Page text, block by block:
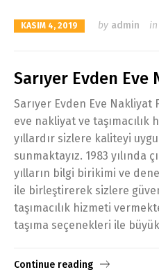
KASIM 4, 2019 by admin in
Sarıyer Evden Eve
Sarıyer Evden Eve Nakliyat
eve nakliyat ve
yıllardır sizlere kaliteyi
sunmaktayız. 1983 yılında
yılların bilgi birikimi ve
ile birleştirerek sizlere
taşımacılık hizmeti
taşıma seçenekleri ile
Continue reading